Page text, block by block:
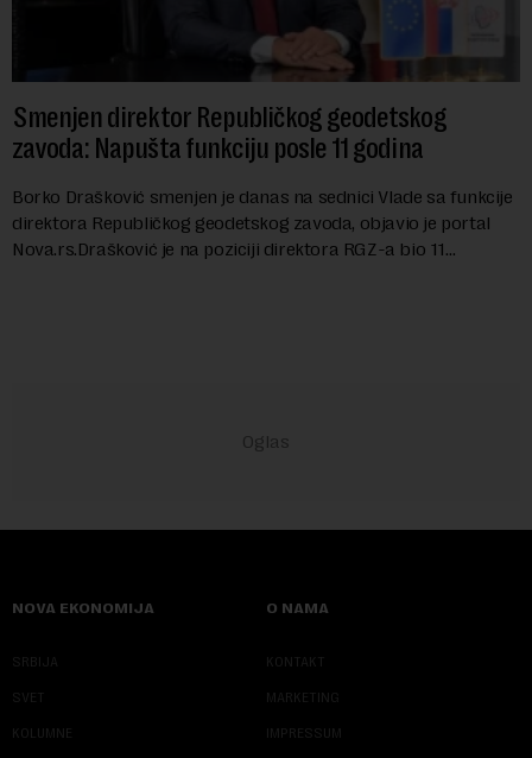
Smenjen direktor Republičkog geodetskog
zavoda: Napušta funkciju posle 11 godina
Borko Drašković smenjen je danas na sednici Vlade sa funkcije
direktora Republičkog geodetskog zavoda, objavio je portal
Nova.rs.Drašković je na poziciji direktora RGZ-a bio 11
NOVA EKONOMIJA
SRBIJA
SVET
KOLUMNE
O NAMA
KONTAKT
MARKETING
IMPRESSUM